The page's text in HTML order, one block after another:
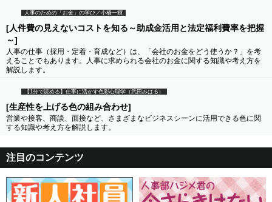
人事のための「お金」の学び／小橋一輝
[人件費の見えないコストを知る～助成金活用と法定福利費率を把握
～]
人事の仕事（採用・定着・育成など）は、「会社のお金をどう使うか？」を考
えることでもあります。人事に求められる会社のお金に関する知識や考え方を
解説します。
【1分で読める】仕事に活かす色彩心理学（武田みはる）
[生産性を上げる色の組み合わせ]
営業や接客、商談、面接など、さまざまなビジネスシーンに活用できる色に関
する知識や考え方を解説します。
注目のコンテンツ